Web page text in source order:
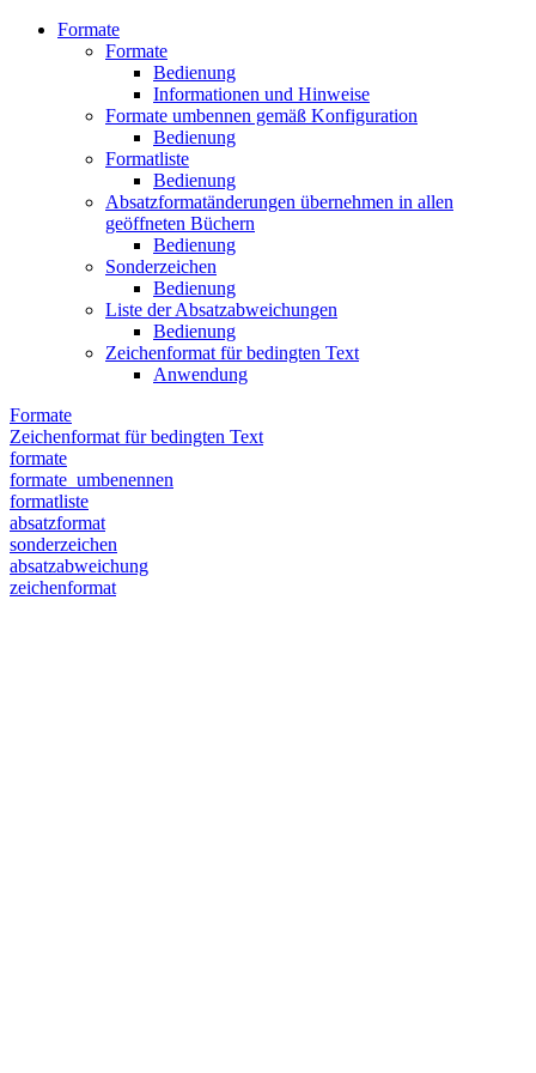
Formate
Formate
Bedienung
Informationen und Hinweise
Formate umbennen gemäß Konfiguration
Bedienung
Formatliste
Bedienung
Absatzformatänderungen übernehmen in allen
geöffneten Büchern
Bedienung
Sonderzeichen
Bedienung
Liste der Absatzabweichungen
Bedienung
Zeichenformat für bedingten Text
Anwendung
Formate
Zeichenformat für bedingten Text
formate
formate_umbenennen
formatliste
absatzformat
sonderzeichen
absatzabweichung
zeichenformat